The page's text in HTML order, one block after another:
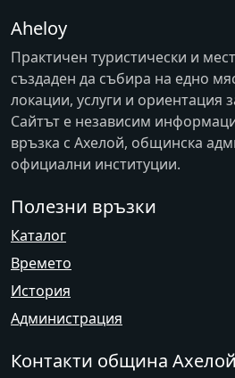
Aheloy
Практичен туристически и
създаден да събира на едно
локации, услуги и ориентация
Сайтът е независим
връзка с Ахелой, общинска
официални институции.
Полезни връзки
Каталог
Времето
История
Администрация
Контакти община Ахелой